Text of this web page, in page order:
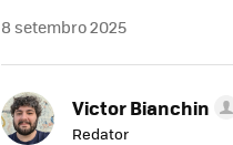
8 setembro 2025
Victor Bianchin
Redator